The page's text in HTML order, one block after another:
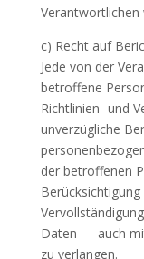
Verantwortlichen
c) Recht auf
Jede von der
betroffene
Richtlinien- und
unverzügliche
der betroffenen
Daten — auch
zu verlangen.